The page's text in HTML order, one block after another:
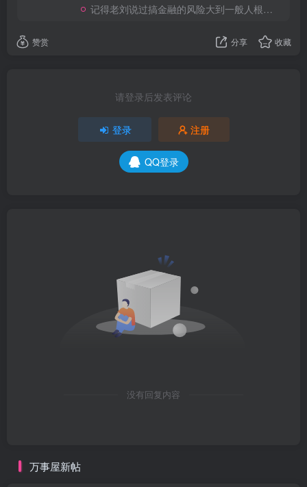
记得老刘说过搞金融的风险大到一般人根本承受不起
赞赏 分享 收藏
请登录后发表评论
登录 注册
QQ登录
没有回复内容
万事屋新帖